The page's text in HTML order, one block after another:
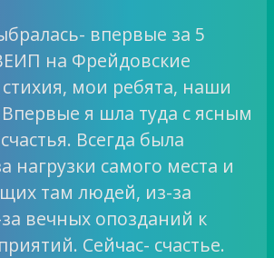
впервые за 5
на Фрейдовские
мои ребята, наши
я шла туда с ясным
Всегда была
нагрузки самого места и
там людей, из-за
вечных опозданий к
Сейчас- счастье.